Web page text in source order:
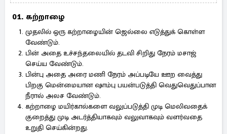
01. கற்றாழை
முதலில் ஒரு கற்றாழையின் ஜெல்லை எடுத்துக் கொள்ள
வேண்டும்.
பின் அதை உச்சந்தலையில் தடவி சிறிது நேரம் மசாஜ்
செய்ய வேண்டும்.
பின்பு அதை அரை மணி நேரம் அப்படியே ஊற வைத்து
பிறகு மென்மையான ஷாம்பு பயன்படுத்தி வெதுவெதுப்பான
நீரால் அலச வேண்டும்.
கற்றாழை மயிர்கால்களை வலுப்படுத்தி முடி மெலிவதைக்
குறைத்து முடி அடர்த்தியாகவும் வலுவாகவும் வளர்வதை
உறுதி செய்கின்றது.